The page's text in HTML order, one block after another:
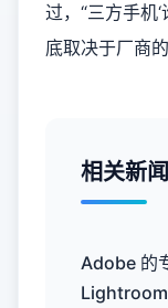
过，“三方手机
底取决于厂商
相关新闻
Adobe 的